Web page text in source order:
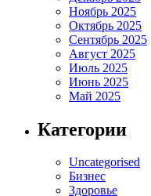
Ноябрь 2025
Октябрь 2025
Сентябрь 2025
Август 2025
Июль 2025
Июнь 2025
Май 2025
Категории
Uncategorised
Бизнес
Здоровье